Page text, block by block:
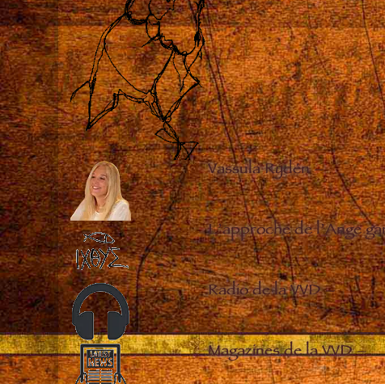
Vassula Rydén–
L’approche de l’Ange
Radio de la VVD–
Magazines de la VVD–